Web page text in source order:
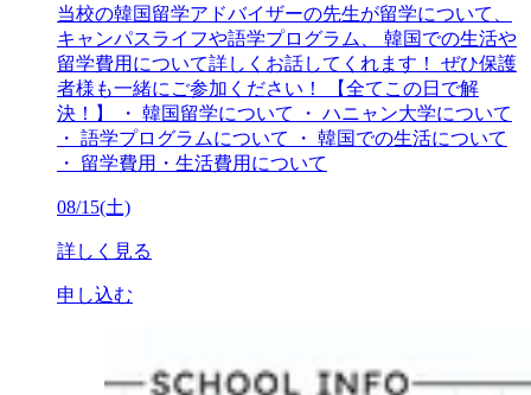
当校の韓国留学アドバイザーの先生が留学について、
キャンパスライフや語学プログラム、 韓国での生活や
留学費用について詳しくお話してくれます！ ぜひ保護
者様も一緒にご参加ください！ 【全てこの日で解
決！】 ・ 韓国留学について ・ ハニャン大学について
・ 語学プログラムについて ・ 韓国での生活について
・ 留学費用・生活費用について
08/15(土)
詳しく見る
申し込む